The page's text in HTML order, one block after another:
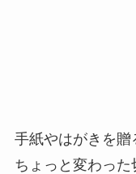
手紙やはがきを贈
ちょっと変わった